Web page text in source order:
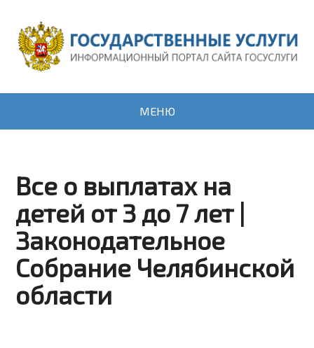
МЕНЮ
Все о выплатах на
детей от 3 до 7 лет |
Законодательное
Собрание Челябинской
области